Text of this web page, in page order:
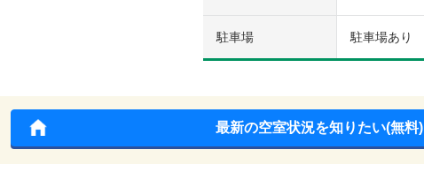
駐車場 駐車場あり
最新の空室状況を知りたい(無料)